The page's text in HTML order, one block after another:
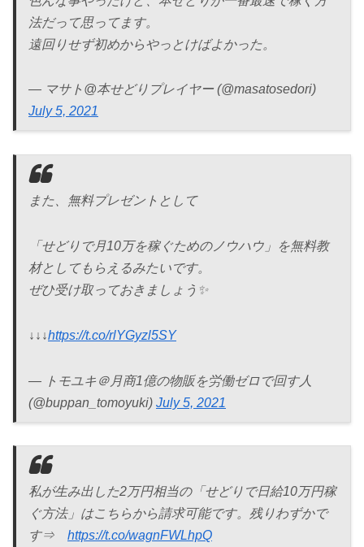
法だって思ってます。
遠回りせず初めからやっとけばよかった。
— マサト@本せどりプレイヤー (@masatosedori)
July 5, 2021
また、無料プレゼントとして
「せどりで月10万を稼ぐためのノウハウ」を無料教
材としてもらえるみたいです。
ぜひ受け取っておきましょう✨
↓↓↓https://t.co/rlYGyzl5SY
— トモユキ＠月商1億の物販を労働ゼロで回す人
(@buppan_tomoyuki) July 5, 2021
私が生み出した2万円相当の「せどりで日給10万円稼
ぐ方法」はこちらから請求可能です。残りわずかで
す⇒ https://t.co/wagnFWLhpQ